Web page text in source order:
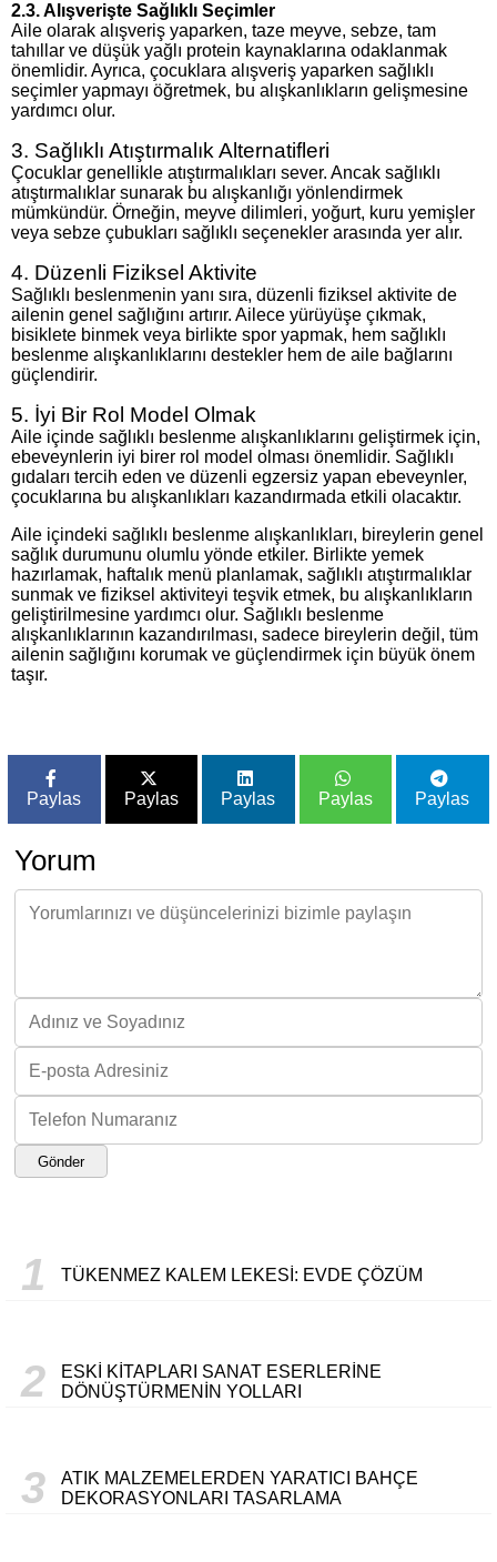
2.3. Alışverişte Sağlıklı Seçimler
Aile olarak alışveriş yaparken, taze meyve, sebze, tam
tahıllar ve düşük yağlı protein kaynaklarına odaklanmak
önemlidir. Ayrıca, çocuklara alışveriş yaparken sağlıklı
seçimler yapmayı öğretmek, bu alışkanlıkların gelişmesine
yardımcı olur.
3. Sağlıklı Atıştırmalık Alternatifleri
Çocuklar genellikle atıştırmalıkları sever. Ancak sağlıklı
atıştırmalıklar sunarak bu alışkanlığı yönlendirmek
mümkündür. Örneğin, meyve dilimleri, yoğurt, kuru yemişler
veya sebze çubukları sağlıklı seçenekler arasında yer alır.
4. Düzenli Fiziksel Aktivite
Sağlıklı beslenmenin yanı sıra, düzenli fiziksel aktivite de
ailenin genel sağlığını artırır. Ailece yürüyüşe çıkmak,
bisiklete binmek veya birlikte spor yapmak, hem sağlıklı
beslenme alışkanlıklarını destekler hem de aile bağlarını
güçlendirir.
5. İyi Bir Rol Model Olmak
Aile içinde sağlıklı beslenme alışkanlıklarını geliştirmek için,
ebeveynlerin iyi birer rol model olması önemlidir. Sağlıklı
gıdaları tercih eden ve düzenli egzersiz yapan ebeveynler,
çocuklarına bu alışkanlıkları kazandırmada etkili olacaktır.
Aile içindeki sağlıklı beslenme alışkanlıkları, bireylerin genel
sağlık durumunu olumlu yönde etkiler. Birlikte yemek
hazırlamak, haftalık menü planlamak, sağlıklı atıştırmalıklar
sunmak ve fiziksel aktiviteyi teşvik etmek, bu alışkanlıkların
geliştirilmesine yardımcı olur. Sağlıklı beslenme
alışkanlıklarının kazandırılması, sadece bireylerin değil, tüm
ailenin sağlığını korumak ve güçlendirmek için büyük önem
taşır.
Paylas Paylas Paylas Paylas Paylas
Yorum
Gönder
1 TÜKENMEZ KALEM LEKESI: EVDE ÇÖZÜM
2
ESKI KITAPLARI SANAT ESERLERINE
DÖNÜŞTÜRMENIN YOLLARI
3
ATIK MALZEMELERDEN YARATICI BAHÇE
DEKORASYONLARI TASARLAMA